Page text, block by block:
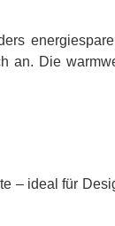
an. Die
– ideal für